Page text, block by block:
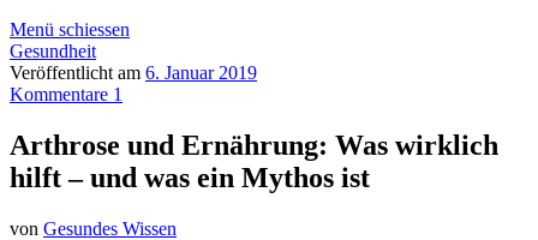
Menü schiessen
Gesundheit
Veröffentlicht am 6. Januar 2019
Kommentare 1
Arthrose und Ernährung: Was wirklich
hilft – und was ein Mythos ist
von Gesundes Wissen